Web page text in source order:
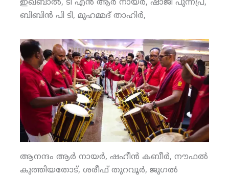
ഇഖ്ബാല്‍, ടി എന്‍ ആര്‍ നായര്‍, ഷാജി പുന്നപ്ര,
ബിബിന്‍ പി ടി, മുഹമ്മദ് താഹിര്‍,
ആനന്ദം ആര്‍ നായര്‍, ഷഹീന്‍ കബീര്‍, നൗഫല്‍
കുത്തിയതോട്, ശരീഫ് തുറവൂര്‍, ജുഗല്‍